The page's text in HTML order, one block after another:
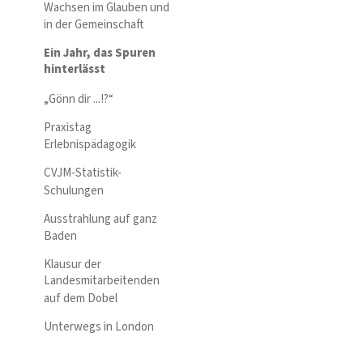
Wachsen im Glauben und
in der Gemeinschaft
Ein Jahr, das Spuren
hinterlässt
„Gönn dir ...!?“
Praxistag
Erlebnispädagogik
CVJM-Statistik-
Schulungen
Ausstrahlung auf ganz
Baden
Klausur der
Landesmitarbeitenden
auf dem Dobel
Unterwegs in London